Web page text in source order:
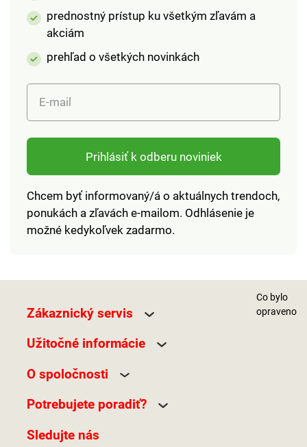
prednostný prístup ku všetkým zľavám a
akciám
prehľad o všetkých novinkách
E-mail
Prihlásiť k odberu noviniek
Chcem byť informovaný/á o aktuálnych trendoch,
ponukách a zľavách e-mailom. Odhlásenie je
možné kedykoľvek zadarmo.
Zákaznický servis
Užitočné informácie
O spoločnosti
Potrebujete poradiť?
Sledujte nás
Co bylo
opraveno